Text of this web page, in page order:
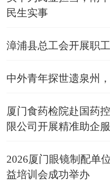
民生实事
漳浦县总工会开展职
中外青年探世遗泉州
厦门食药检院赴国药
限公司开展精准助企
2026厦门眼镜制配单
益培训会成功举办